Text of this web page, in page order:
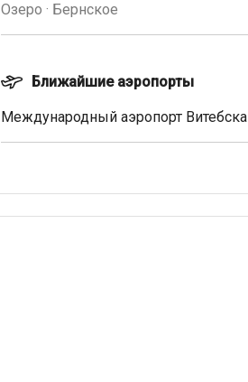
Озеро · Бернское
Ближайшие аэропорты
Международный аэропорт Витебска